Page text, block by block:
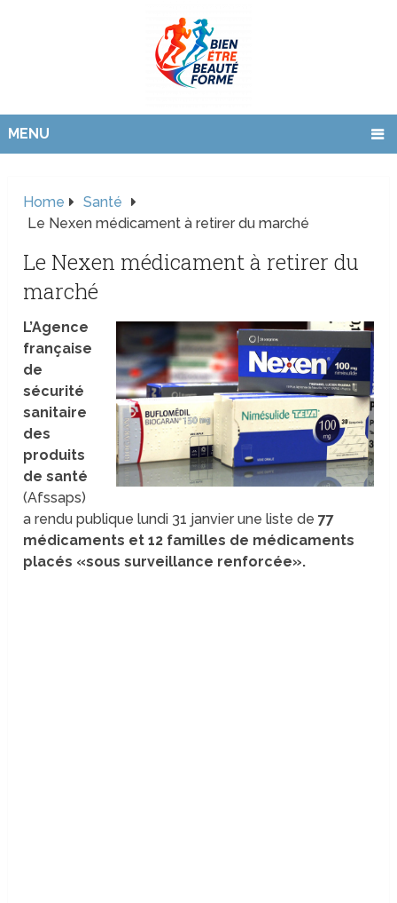
MENU
Home
Santé
Le Nexen médicament à retirer du marché
Le Nexen médicament à retirer du
marché
L’Agence
française
de
sécurité
sanitaire
des
produits
de santé
(Afssaps)
a rendu publique lundi 31 janvier une liste de 77
médicaments et 12 familles de médicaments
placés «sous surveillance renforcée».